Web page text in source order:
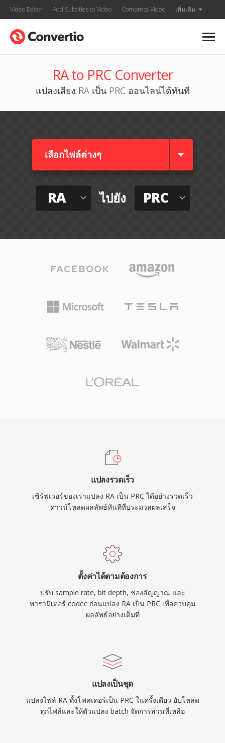
Video Editor Add Subtitles to Video Compress Video เพิ่มเติม
RA to PRC Converter
แปลงเสียง RA เป็น PRC ออนไลน์ได้ทันที
เลือกไฟล์ต่างๆ​
RA ไปยัง PRC
แปลงรวดเร็ว
เซิร์ฟเวอร์ของเราแปลง RA เป็น PRC ได้อย่างรวดเร็ว
ดาวน์โหลดผลลัพธ์ทันทีที่ประมวลผลเสร็จ
ตั้งค่าได้ตามต้องการ
ปรับ sample rate, bit depth, ช่องสัญญาณ และ
พารามิเตอร์ codec ก่อนแปลง RA เป็น PRC เพื่อควบคุม
ผลลัพธ์อย่างเต็มที่
แปลงเป็นชุด
แปลงไฟล์ RA ทั้งโฟลเดอร์เป็น PRC ในครั้งเดียว อัปโหลด
ทุกไฟล์และให้ตัวแปลง batch จัดการส่วนที่เหลือ